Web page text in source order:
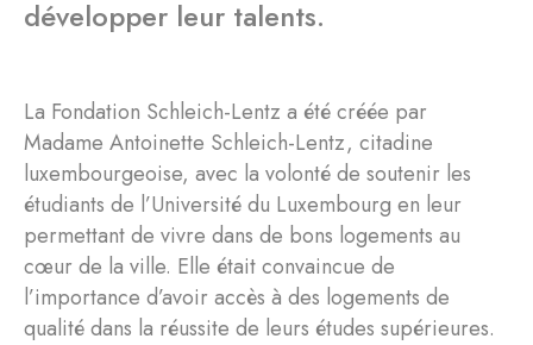
développer leur talents.
La Fondation Schleich-Lentz a été créée par
Madame Antoinette Schleich-Lentz, citadine
luxembourgeoise, avec la volonté de soutenir les
étudiants de l’Université du Luxembourg en leur
permettant de vivre dans de bons logements au
cœur de la ville. Elle était convaincue de
l’importance d’avoir accès à des logements de
qualité dans la réussite de leurs études supérieures.